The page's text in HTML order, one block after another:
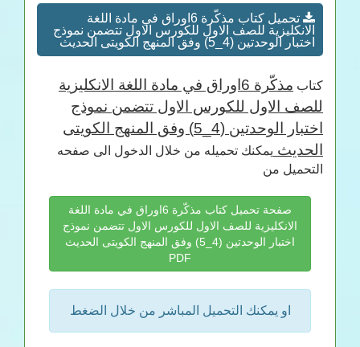
تحميل كتاب مذكّرة 6اوراق في مادة اللغة
الانكليزية للصف الاول للكورس الاول تتضمن نموذج
اختبار الوحدتين (4_5) وفق المنهج الكويتى الحديث
كتاب
مذكّرة 6اوراق في مادة اللغة الانكليزية
للصف الاول للكورس الاول تتضمن نموذج
اختبار الوحدتين (4_5) وفق المنهج الكويتى
الحديث يمكنك تحميله من خلال الدخول الى صفحه
التحميل من
صفحة تحميل كتاب مذكّرة 6اوراق في مادة اللغة
الانكليزية للصف الاول للكورس الاول تتضمن نموذج
اختبار الوحدتين (4_5) وفق المنهج الكويتى الحديث
PDF
او يمكنك التحميل المباشر من خلال الضغط